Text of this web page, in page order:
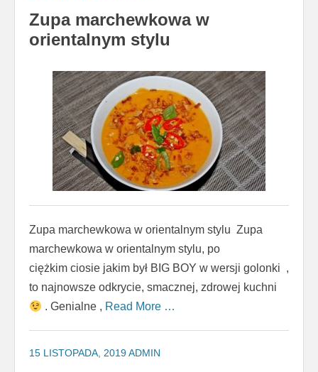
Zupa marchewkowa w
orientalnym stylu
Zupa marchewkowa w orientalnym stylu Zupa
marchewkowa w orientalnym stylu, po
ciężkim ciosie jakim był BIG BOY w wersji golonki ,
to najnowsze odkrycie, smacznej, zdrowej kuchni
. Genialne , Read More …
15 LISTOPADA, 2019ADMIN